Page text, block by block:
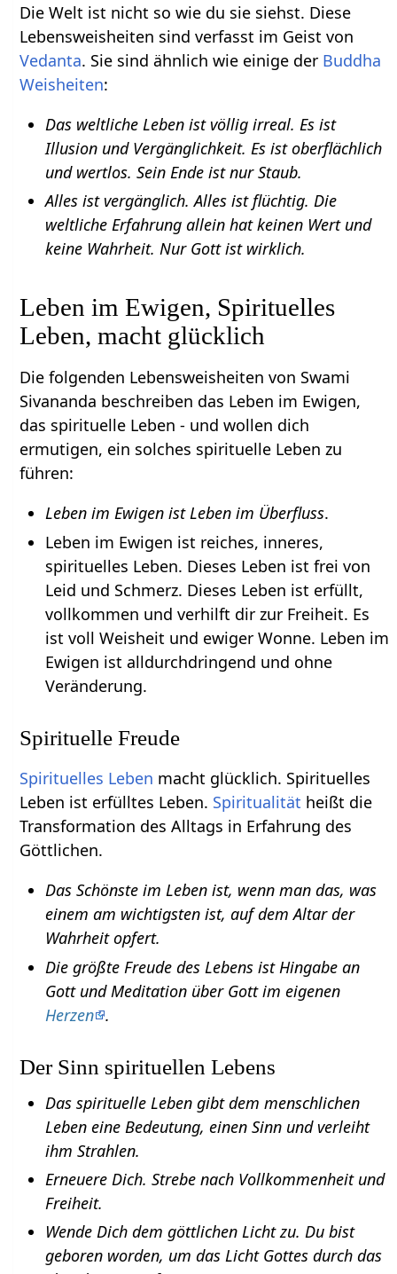
Die Welt ist nicht so wie du sie siehst. Diese
Lebensweisheiten sind verfasst im Geist von
Vedanta. Sie sind ähnlich wie einige der Buddha
Weisheiten:
Das weltliche Leben ist völlig irreal. Es ist
Illusion und Vergänglichkeit. Es ist oberflächlich
und wertlos. Sein Ende ist nur Staub.
Alles ist vergänglich. Alles ist flüchtig. Die
weltliche Erfahrung allein hat keinen Wert und
keine Wahrheit. Nur Gott ist wirklich.
Leben im Ewigen, Spirituelles
Leben, macht glücklich
Die folgenden Lebensweisheiten von Swami
Sivananda beschreiben das Leben im Ewigen,
das spirituelle Leben - und wollen dich
ermutigen, ein solches spirituelle Leben zu
führen:
Leben im Ewigen ist Leben im Überfluss.
Leben im Ewigen ist reiches, inneres,
spirituelles Leben. Dieses Leben ist frei von
Leid und Schmerz. Dieses Leben ist erfüllt,
vollkommen und verhilft dir zur Freiheit. Es
ist voll Weisheit und ewiger Wonne. Leben im
Ewigen ist alldurchdringend und ohne
Veränderung.
Spirituelle Freude
Spirituelles Leben macht glücklich. Spirituelles
Leben ist erfülltes Leben. Spiritualität heißt die
Transformation des Alltags in Erfahrung des
Göttlichen.
Das Schönste im Leben ist, wenn man das, was
einem am wichtigsten ist, auf dem Altar der
Wahrheit opfert.
Die größte Freude des Lebens ist Hingabe an
Gott und Meditation über Gott im eigenen
Herzen .
Der Sinn spirituellen Lebens
Das spirituelle Leben gibt dem menschlichen
Leben eine Bedeutung, einen Sinn und verleiht
ihm Strahlen.
Erneuere Dich. Strebe nach Vollkommenheit und
Freiheit.
Wende Dich dem göttlichen Licht zu. Du bist
geboren worden, um das Licht Gottes durch das